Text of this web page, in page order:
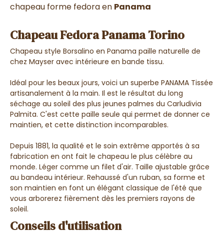
chapeau forme fedora en Panama
Chapeau Fedora Panama Torino
Chapeau style Borsalino en Panama paille naturelle de
chez Mayser avec intérieure en bande tissu.
Idéal pour les beaux jours, voici un superbe PANAMA Tissée
artisanalement à la main. Il est le résultat du long
séchage au soleil des plus jeunes palmes du Carludivia
Palmita. C'est cette paille seule qui permet de donner ce
maintien, et cette distinction incomparables.
Depuis 1881, la qualité et le soin extrême apportés à sa
fabrication en ont fait le chapeau le plus célèbre au
monde. Léger comme un filet d'air. Taille ajustable grâce
au bandeau intérieur. Rehaussé d'un ruban, sa forme et
son maintien en font un élégant classique de l'été que
vous arborerez fièrement dès les premiers rayons de
soleil.
Conseils d'utilisation